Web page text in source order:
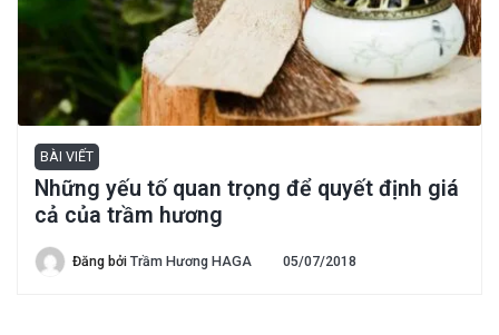
BÀI VIẾT
Những yếu tố quan trọng để quyết định giá
cả của trầm hương
Đăng bởi Trầm Hương HAGA 05/07/2018